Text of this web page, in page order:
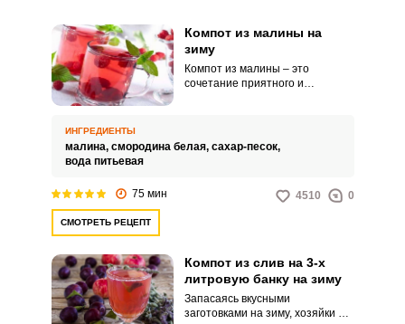
Компот из малины на
зиму
Компот из малины – это
сочетание приятного и
ИНГРЕДИЕНТЫ
малина, смородина белая, сахар-песок,
вода питьевая
75 мин 4510 0
СМОТРЕТЬ РЕЦЕПТ
Компот из слив на 3-х
литровую банку на зиму
Запасаясь вкусными
заготовками на зиму, хозяйки не